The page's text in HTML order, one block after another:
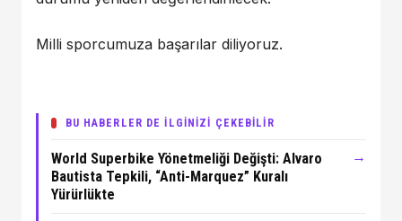
Milli sporcumuza başarılar diliyoruz.
BU HABERLER DE İLGİNİZİ ÇEKEBİLİR
World Superbike Yönetmeliği Değişti: Alvaro
Bautista Tepkili, “Anti-Marquez” Kuralı
Yürürlükte
→